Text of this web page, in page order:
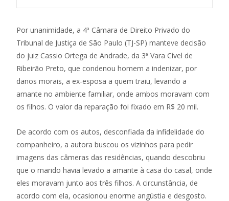
Por unanimidade, a 4ª Câmara de Direito Privado do
Tribunal de Justiça de São Paulo (TJ-SP) manteve decisão
do juiz Cassio Ortega de Andrade, da 3ª Vara Cível de
Ribeirão Preto, que condenou homem a indenizar, por
danos morais, a ex-esposa a quem traiu, levando a
amante no ambiente familiar, onde ambos moravam com
os filhos. O valor da reparação foi fixado em R$ 20 mil.
De acordo com os autos, desconfiada da infidelidade do
companheiro, a autora buscou os vizinhos para pedir
imagens das câmeras das residências, quando descobriu
que o marido havia levado a amante à casa do casal, onde
eles moravam junto aos três filhos. A circunstância, de
acordo com ela, ocasionou enorme angústia e desgosto.